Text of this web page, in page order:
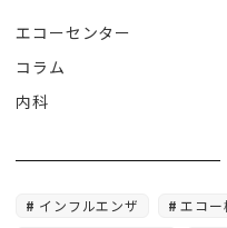
エコーセンター
コラム
内科
インフルエンザ エコー